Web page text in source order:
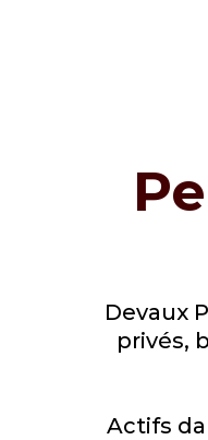
Devaux
privés,
Actifs